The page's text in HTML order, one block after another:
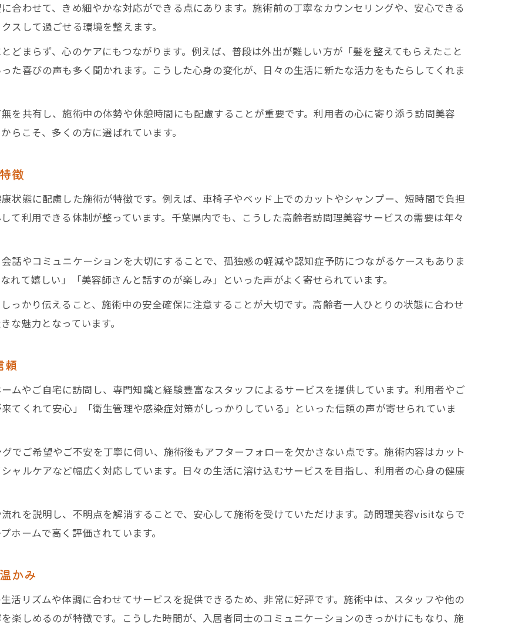
千葉県のグループホームで感じる訪問美容の魅力
千葉県の生活に彩りを添える訪問美容
千葉県で注目の訪問美容が生活を彩る秘密
訪問美容のサービスが日常に与える変化
グループホームで訪問美容を利用するメリット
訪問美容がもたらす千葉県の暮らしの質向上
訪問美容で叶えるサロン級の仕上がり体験
訪問理美容visitが届ける安心のケアとは
訪問美容で外出できない悩みを解消しよう
日常を支える安心の訪問美容サービス
訪問美容が毎日に安心と彩りをもたらす理由
千葉県で信頼される訪問美容のポイント
生活に溶け込む訪問美容のサービス内容
笑顔あふれる毎日へ訪問美容が導く理由
千葉県の訪問美容が笑顔を生む工夫とは
訪問理美容visitの接遇が心を満たす秘訣
訪問美容で自信と前向きな気持ちをサポート
合わせて、きめ細やかな対応ができる点にあります。施術前の丁寧なカウンセリングや、安心できる
スして過ごせる環境を整えます。
どまらず、心のケアにもつながります。例えば、普段は外出が難しい方が「髪を整えてもらえたこと
た喜びの声も多く聞かれます。こうした心身の変化が、日々の生活に新たな活力をもたらしてくれま
を共有し、施術中の体勢や休憩時間にも配慮することが重要です。利用者の心に寄り添う訪問美容
らこそ、多くの方に選ばれています。
徴
状態に配慮した施術が特徴です。例えば、車椅子やベッド上でのカットやシャンプー、短時間で負担
て利用できる体制が整っています。千葉県内でも、こうした高齢者訪問理美容サービスの需要は年々
話やコミュニケーションを大切にすることで、孤独感の軽減や認知症予防につながるケースもありま
れて嬉しい」「美容師さんと話すのが楽しみ」といった声がよく寄せられています。
っかり伝えること、施術中の安全確保に注意することが大切です。高齢者一人ひとりの状態に合わせ
な魅力となっています。
頼
ムやご自宅に訪問し、専門知識と経験豊富なスタッフによるサービスを提供しています。利用者やご
てくれて安心」「衛生管理や感染症対策がしっかりしている」といった信頼の声が寄せられていま
でご希望やご不安を丁寧に伺い、施術後もアフターフォローを欠かさない点です。施術内容はカット
ャルケアなど幅広く対応しています。日々の生活に溶け込むサービスを目指し、利用者の心身の健康
れを説明し、不明点を解消することで、安心して施術を受けていただけます。訪問理美容visitならで
ホームで高く評価されています。
かみ
活リズムや体調に合わせてサービスを提供できるため、非常に好評です。施術中は、スタッフや他の
楽しめるのが特徴です。こうした時間が、入居者同士のコミュニケーションのきっかけにもなり、施